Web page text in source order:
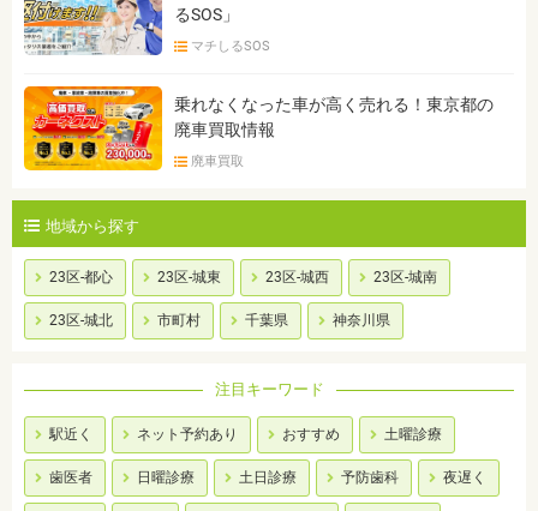
るSOS」
マチしるSOS
乗れなくなった車が高く売れる！東京都の
廃車買取情報
廃車買取
地域から探す
23区-都心 23区-城東 23区-城西 23区-城南
23区-城北 市町村 千葉県 神奈川県
注目キーワード
駅近く ネット予約あり おすすめ 土曜診療
歯医者 日曜診療 土日診療 予防歯科 夜遅く